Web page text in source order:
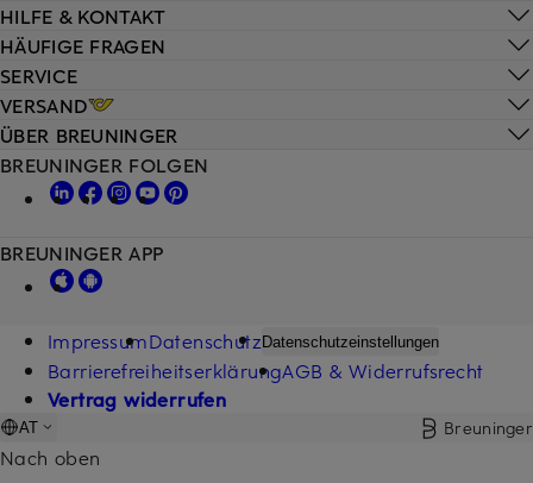
HILFE & KONTAKT
HÄUFIGE FRAGEN
SERVICE
VERSAND
ÜBER BREUNINGER
BREUNINGER FOLGEN
BREUNINGER APP
ImpressumDatenschutzDatenschutzeinstellungen
BarrierefreiheitserklärungAGB & Widerrufsrecht
Vertrag widerrufen
AT Breuninger
Nach oben